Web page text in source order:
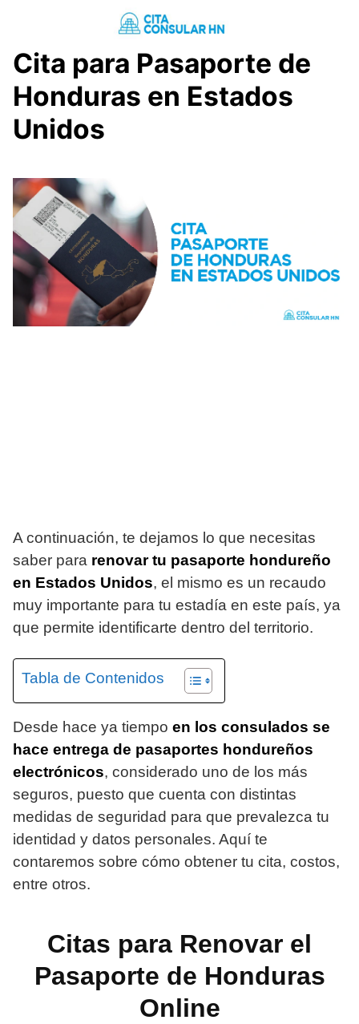
Cita para Pasaporte de
Honduras en Estados
Unidos
A continuación, te dejamos lo que necesitas
saber para renovar tu pasaporte hondureño
en Estados Unidos, el mismo es un recaudo
muy importante para tu estadía en este país, ya
que permite identificarte dentro del territorio.
Tabla de Contenidos
Desde hace ya tiempo en los consulados se
hace entrega de pasaportes hondureños
electrónicos, considerado uno de los más
seguros, puesto que cuenta con distintas
medidas de seguridad para que prevalezca tu
identidad y datos personales. Aquí te
contaremos sobre cómo obtener tu cita, costos,
entre otros.
Citas para Renovar el
Pasaporte de Honduras
Online